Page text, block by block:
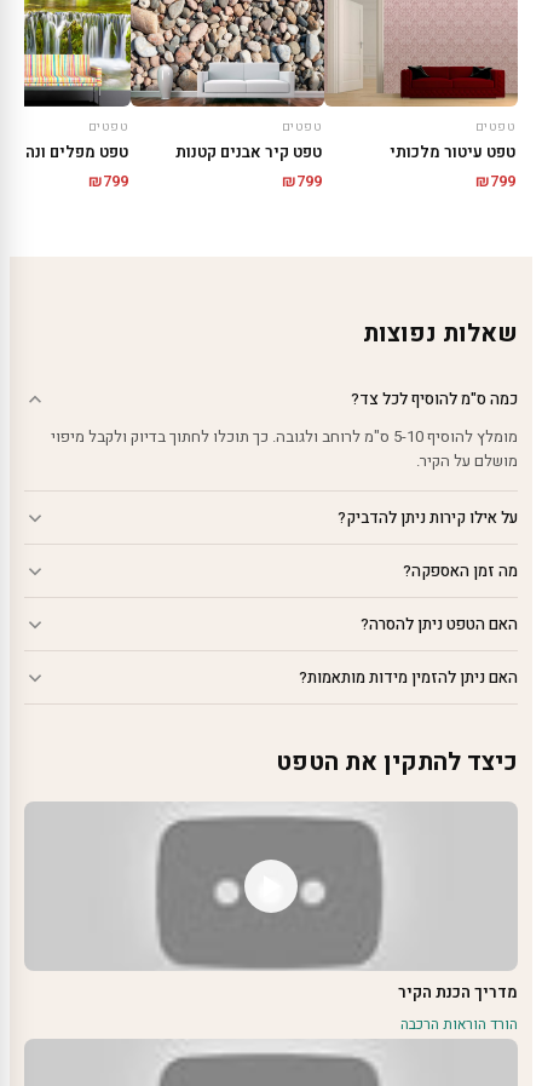
טפטים
טפט עיטור מלכותי
₪799
טפטים
טפט קיר אבנים קטנות
₪799
טפטים
טפט מפלים ונהרות
₪799
שאלות נפוצות
כמה ס"מ להוסיף לכל צד?
מומלץ להוסיף 5-10 ס"מ לרוחב ולגובה. כך תוכלו לחתוך בדיוק ולקבל מיפוי
מושלם על הקיר.
על אילו קירות ניתן להדביק?
מה זמן האספקה?
האם הטפט ניתן להסרה?
האם ניתן להזמין מידות מותאמות?
כיצד להתקין את הטפט
מדריך הכנת הקיר
הורד הוראות הרכבה